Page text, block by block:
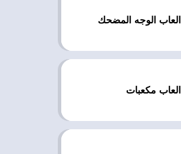
العاب الوجه المضحك
العاب مكعبات